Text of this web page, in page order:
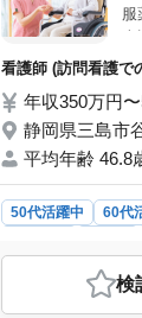
服
大
看護師 (訪問看護で
年収350万円
静岡県三島市
平均年齢 46.8
50代活躍中 60代
おすすめポイ
＜働きやすさ＞
検